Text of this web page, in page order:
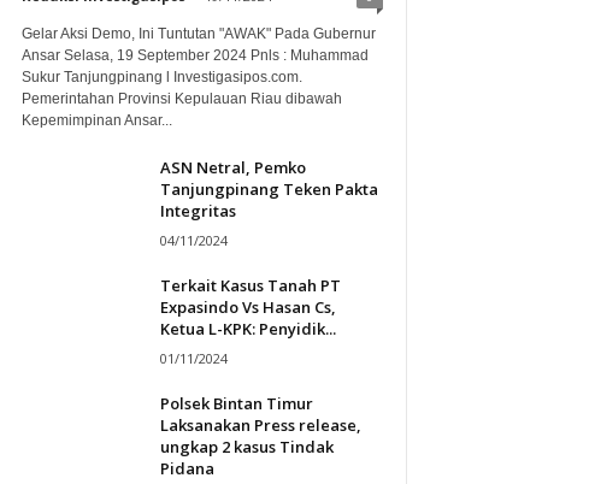
Gelar Aksi Demo, Ini Tuntutan "AWAK" Pada Gubernur
Ansar Selasa, 19 September 2024 Pnls : Muhammad
Sukur Tanjungpinang l Investigasipos.com.
Pemerintahan Provinsi Kepulauan Riau dibawah
Kepemimpinan Ansar...
ASN Netral, Pemko
Tanjungpinang Teken Pakta
Integritas
04/11/2024
Terkait Kasus Tanah PT
Expasindo Vs Hasan Cs,
Ketua L-KPK: Penyidik...
01/11/2024
Polsek Bintan Timur
Laksanakan Press release,
ungkap 2 kasus Tindak
Pidana